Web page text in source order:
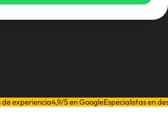
de experiencia4,9/5 en GoogleEspecialistas en